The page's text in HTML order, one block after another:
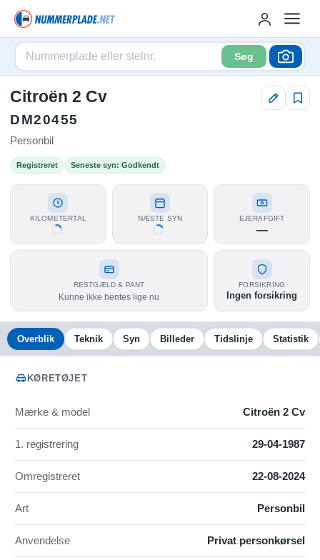
Søg
Citroën 2 Cv
DM20455
Personbil
Registreret Seneste syn: Godkendt
KILOMETERTAL NÆSTE SYN EJERAFGIFT
—
RESTGÆLD & PANT
Kunne ikke hentes lige nu
FORSIKRING
Ingen forsikring
Overblik Teknik Syn Billeder Tidslinje Statistik
KØRETØJET
Mærke & model Citroën 2 Cv
1. registrering 29-04-1987
Omregistreret 22-08-2024
Art Personbil
Anvendelse Privat personkørsel